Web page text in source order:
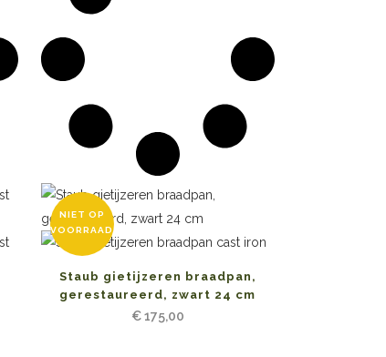
NIET OP
VOORRAAD
Staub gietijzeren braadpan,
gerestaureerd, zwart 24 cm
€175,00